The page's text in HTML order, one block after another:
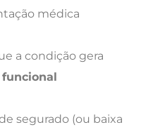
médica
a condição gera
segurado (ou baixa